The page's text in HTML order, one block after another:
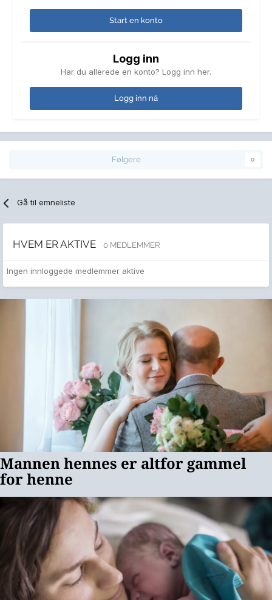
Start en konto
Logg inn
Har du allerede en konto? Logg inn her.
Logg inn nå
Følgere 0
Gå til emneliste
HVEM ER AKTIVE 0 MEDLEMMER
Ingen innloggede medlemmer aktive